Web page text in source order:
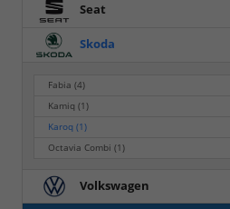
Seat
Skoda
Fabia(4)
Kamiq(1)
Karoq(1)
Octavia Combi(1)
Volkswagen